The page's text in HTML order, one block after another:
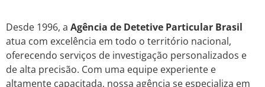
Desde 1996, a Agência de Detetive Particular Brasil
atua com excelência em todo o território nacional,
oferecendo serviços de investigação personalizados e
de alta precisão. Com uma equipe experiente e
altamente capacitada, nossa agência se especializa em